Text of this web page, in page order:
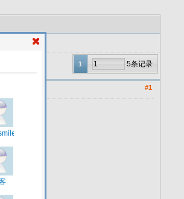
1 5条记录
#1